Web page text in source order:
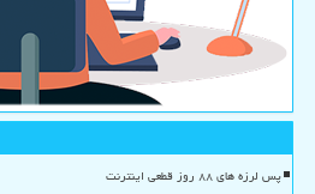
پس لرزه های ۸۸ روز قطعی اینترنت